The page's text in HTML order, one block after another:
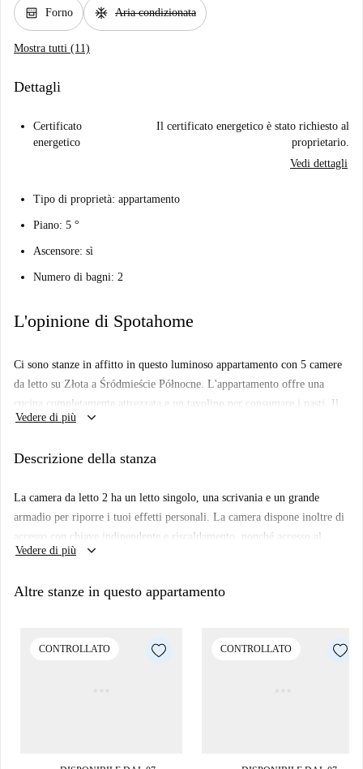
oven_gen Forno ac_unit Aria condizionata
Mostra tutti (11)
Dettagli
Certificato
energetico
Il certificato energetico è stato richiesto al
proprietario.
Vedi dettagli
Tipo di proprietà: appartamento
Piano: 5 °
Ascensore: sì
Numero di bagni: 2
L'opinione di Spotahome
Ci sono stanze in affitto in questo luminoso appartamento con 5 camere
da letto su Złota a Śródmieście Północne. L'appartamento offre una
cucina completamente attrezzata e un tavolino per consumare i pasti. Il
bagno ha una vasca/doccia, un grande specchio e un ripostiglio, e c'è
cinema, negozi di abbigliamento e ottimi caffè e ristoranti. Sarai anche a
pochi passi dal City Park e se sei uno studente non sarai lontano
dall'Università di Varsavia.
Vedere di più keyboard_arrow_down
Descrizione della stanza
La camera da letto 2 ha un letto singolo, una scrivania e un grande
armadio per riporre i tuoi effetti personali. La camera dispone inoltre di
accesso con chiave indipendente e riscaldamento, nonché accesso al
balcone in comune.
Vedere di più keyboard_arrow_down
Altre stanze in questo appartamento
CONTROLLATO CONTROLLATO